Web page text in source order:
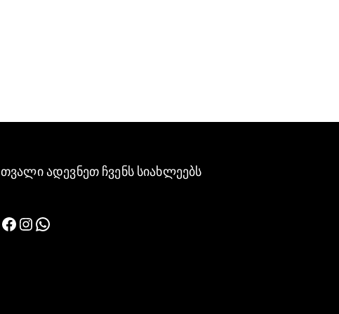
თვალი ადევნეთ ჩვენს სიახლეებს